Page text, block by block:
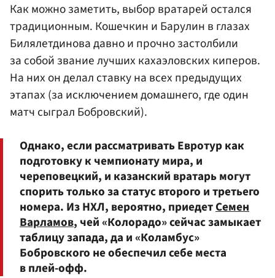
Как можно заметить, выбор вратарей остался
традиционным. Кошечкин и Барулин в глазах
Билялетдинова давно и прочно застолбили
за собой звание лучших кахаэловских киперов.
На них он делал ставку на всех предыдущих
этапах (за исключением домашнего, где один
матч сыграл Бобровский).
Однако, если рассматривать Евротур как
подготовку к чемпионату мира, и
череповецкий, и казанский вратарь могут
спорить только за статус второго и третьего
номера. Из НХЛ, вероятно, приедетСемен
Варламов, чей «Колорадо» сейчас замыкает
таблицу запада, да и «Коламбус»
Бобровского не обеспечил себе места
в плей-офф.